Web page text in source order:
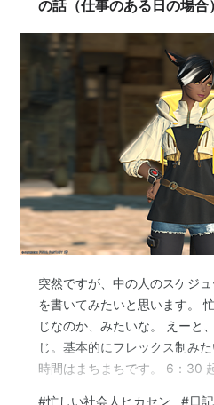
の話（仕事のある日の場合）
突然ですが、中の人のスケジ
を書いてみたいと思います。
じなのか、みたいな。 えーと
じ。基本的にフレックス制み
時間はまちまちです。 6：30
#忙しい社会人ヒカセン #日記